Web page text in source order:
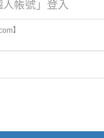
】